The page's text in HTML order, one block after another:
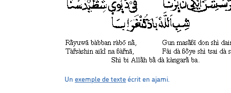
Un exemple de texteécrit en ajami.